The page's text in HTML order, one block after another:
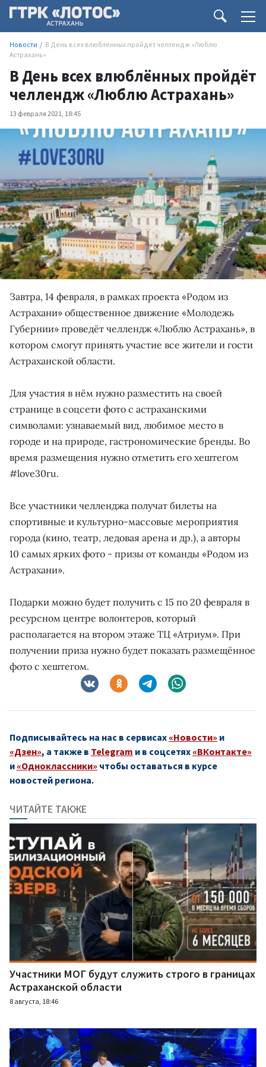
Новости
В День всех влюблённых пройдёт челлендж «Люблю
Астрахань»
В День всех влюблённых пройдёт
челлендж «Люблю Астрахань»
13 февраля 2021, 18:45
Завтра, 14 февраля, в рамках проекта «Родом из
Астрахани» общественное движение «Молодежь
Губернии» проведёт челлендж «Люблю Астрахань», в
котором смогут принять участие все жители и гости
Астраханской области.
Для участия в нём нужно разместить на своей
странице в соцсети фото с астраханскими
символами: узнаваемый вид, любимое место в
городе и на природе, гастрономические бренды. Во
время размещения нужно отметить его хештегом
#love30ru.
Все участники челленджа получат билеты на
спортивные и культурно-массовые мероприятия
города (кино, театр, ледовая арена и др.), а авторы
10 самых ярких фото - призы от команды «Родом из
Астрахани».
Подарки можно будет получить с 15 по 20 февраля в
ресурсном центре волонтеров, который
располагается на втором этаже ТЦ «Атриум». При
получении приза нужно будет показать размещённое
фото с хештегом.
Подписывайтесь на нас в сервисах «Новости» и
«Дзен», а также в Telegram и в соцсетях «ВКонтакте»
и «Одноклассники» чтобы оставаться в курсе
новостей региона.
ЧИТАЙТЕ ТАКЖЕ
Участники МОГ будут служить строго в границах
Астраханской области
8 августа, 18:46